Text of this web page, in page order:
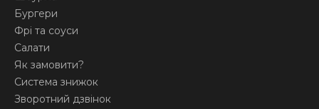
Бургери
Фрі та соуси
Салати
Як замовити?
Система знижок
Зворотний дзвінок